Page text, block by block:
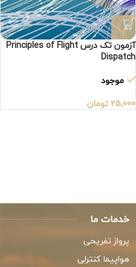
آزمون تک درس Principles of Flight
Dispatch
موجود
25,000 تومان
خدمات ما
پرواز تفریحی
هواپیما کنترلی